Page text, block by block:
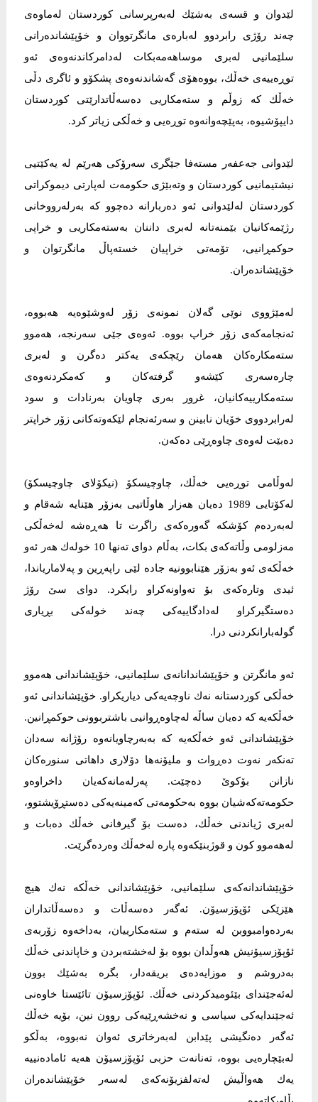
لێدوان و قسەی بەشێك لەبەرپرسانی كوردستان لەماوەی
چەند رۆژی رابردوو لەبارەی مانگرتووان و خۆپێشاندەرانی
سلێمانیی لەبری موساهەمەبكات لەدامركاندنەوەی ئەو
توڕەییەی خەڵك، بووەهۆی گەشاندنەوەی پشكۆو و ئاگری دڵی
خەڵك كە زوڵم و ستەمكاریی دەسەڵاتدارێتی كوردستان
دایپۆشیوە، بەپێچەوانەوە توڕەیی و خەڵكی زیاتر كرد.
لێدوانی جەعفەر مستەفا جێگری سەرۆكی هەرێم لە یەكێتیی
نیشتیمانیی كوردستان و وتەبێژی حكومەت لەپارتی دیموكراتی
كوردستان لەلێدوانی ئەو دەربارانە دەچوو كە بەرلەرووخانی
رژێمەكانیان بێمنەتانە لەبری داننان بەستەمكاریی و خراپی
حوكمڕانیی، تۆمەتی خراپیان خستەپاڵ مانگرتوان و
خۆپێشاندەران.
لەمێژووی نوێی گەلان نمونەی زۆر لەوشێوەیە هەبووە،
ئەنجامەكەی زۆر خراپ بووە. ئەوەی جێی سەرنجە، هەموو
ستەمكارەكان هەمان رێچكەی یەكتر دەگرن و لەبری
چارەسەری كێشەو گرفتەكان و كەمكردنەوەی
ستەمكارییەكانیان، غرور بەری چاویان بەرنادات و سود
لەرابردووی خۆیان نابینن و سەرئەنجام لێكەوتەكانی زۆر خراپتر
دەبێت لەوەی چاوەڕێی دەكەن.
لەوڵامی توڕەیی خەڵك، چاوچیسكۆ (نیكۆلای چاوچیسكۆ)
لەكۆتایی 1989 دەیان هەزار هاوڵاتیی بەزۆر هێنایە شەقام و
لەبەردەم كۆشكە گەورەكەی راگرت تا هەڕەشە لەخەڵكی
مەزلومی وڵاتەكەی بكات، بەڵام دوای تەنها 10 خولەك هەر ئەو
خەڵكەی ئەو بەزۆر هێنابوونیە جادە لێی راپەڕین و پەلاماریاندا،
ئیدی وتارەكەی بۆ تەواونەكراو رایكرد. دوای سێ‌ رۆژ
دەستگیركراو لەدادگاییەكی چەند خولەكی بڕیاری
گولەبارانكردنی درا.
ئەو مانگرتن و خۆپێشاندانانەی سلێمانیی، خۆپێشاندانی هەموو
خەڵكی كوردستانە نەك ناوچەیەكی دیاریكراو. خۆپێشاندانی ئەو
خەڵكەیە كە دەیان ساڵە لەچاوەڕوانیی باشتربوونی حوكمڕانین.
خۆپێشاندانی ئەو خەڵكەیە كە بەبەرچاویانەوە رۆژانە سەدان
تەنكەر نەوت دەڕوات و ملیۆنەها دۆلاری داهاتی سنورەكان
نازانن بۆكوێ دەچێت. پەرلەمانەكەیان داخراوەو
حكومەتەكەشیان بووە بەحكومەتی كەمینەیەكی دەستڕۆیشتوو،
لەبری ژیاندنی خەڵك، دەست بۆ گیرفانی خەڵك دەبات و
لەهەموو كون و قوژبنێكەوە پارە لەخەڵك وەردەگرێت.
خۆپێشاندانەكەی سلێمانیی، خۆپێشاندانی خەڵكە نەك هیچ
هێزێكی ئۆپۆزسیۆن. ئەگەر دەسەڵات و دەسەڵاتداران
بەردەوامبووبن لە ستەم و ستەمكارییان، بەداخەوە زۆربەی
ئۆپۆزسیۆنیش هەوڵدان بووە بۆ لەخشتەبردن و خاپاندنی خەڵك
بەدروشم و موزایەدەی بریقەدار، بگرە بەشێك بوون
لەئەجێندای بێئومیدكردنی خەڵك. ئۆپۆزسیۆن تائێستا خاوەنی
ئەجێندایەكی سیاسی و نەخشەڕێیەكی روون نین، بۆیە خەڵك
ئەگەر دەنگیشی پێدابن لەبەرخاتری ئەوان نەبووە، بەڵكو
لەبێچارەیی بووە، تەنانەت حزبی ئۆپۆزسیۆن هەیە ئامادەنییە
یەك هەواڵیش لەتەلفزیۆنەكەی لەسەر خۆپێشاندەران